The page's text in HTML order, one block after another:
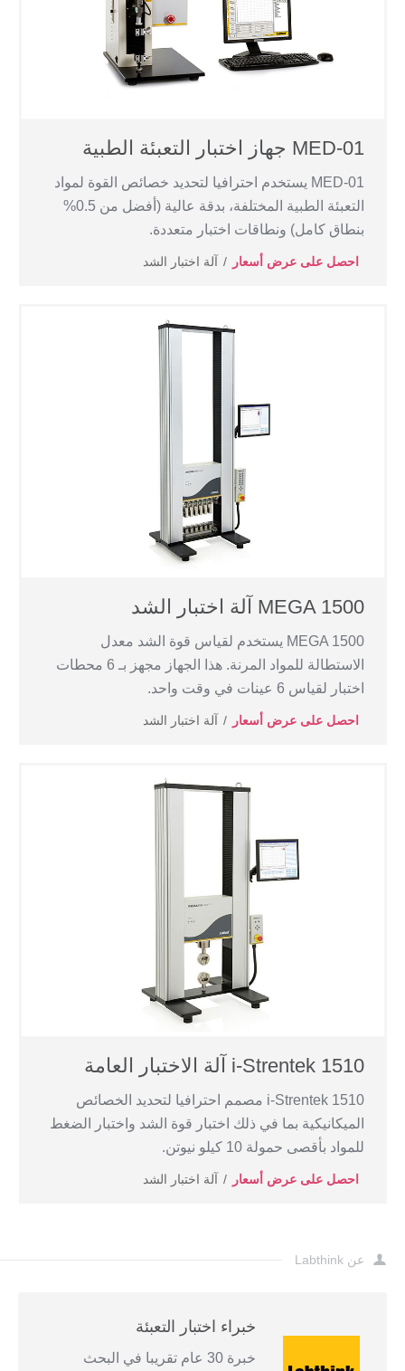
MED-01 جهاز اختبار التعبئة الطبية
MED-01 يستخدم احترافيا لتحديد خصائص القوة لمواد
التعبئة الطبية المختلفة، بدقة عالية (أفضل من 0.5%
بنطاق كامل) ونطاقات اختبار متعددة.
احصل على عرض أسعار آلة اختبار الشد
MEGA 1500 آلة اختبار الشد
MEGA 1500 يستخدم لقياس قوة الشد معدل
الاستطالة للمواد المرنة. هذا الجهاز مجهز بـ 6 محطات
اختبار لقياس 6 عينات في وقت واحد.
احصل على عرض أسعار آلة اختبار الشد
i-Strentek 1510 آلة الاختبار العامة
i-Strentek 1510 مصمم احترافيا لتحديد الخصائص
الميكانيكية بما في ذلك اختبار قوة الشد واختبار الضغط
للمواد بأقصى حمولة 10 كيلو نيوتن.
احصل على عرض أسعار آلة اختبار الشد
عن Labthink
خبراء اختبار التعبئة
خبرة 30 عام تقريبا في البحث